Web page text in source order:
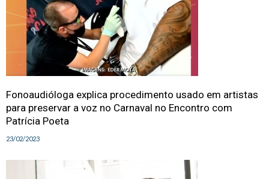
Fonoaudióloga explica procedimento usado em artistas
para preservar a voz no Carnaval no Encontro com
Patrícia Poeta
23/02/2023